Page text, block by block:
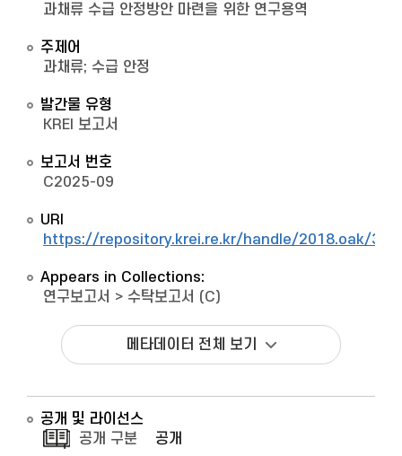
과채류 수급 안정방안 마련을 위한 연구용역
주제어
과채류; 수급 안정
발간물 유형
KREI 보고서
보고서 번호
C2025-09
URI
https://repository.krei.re.kr/handle/2018.oak/
Appears in Collections:
연구보고서 > 수탁보고서 (C)
메타데이터 전체 보기
공개 및 라이선스
공개 구분
공개